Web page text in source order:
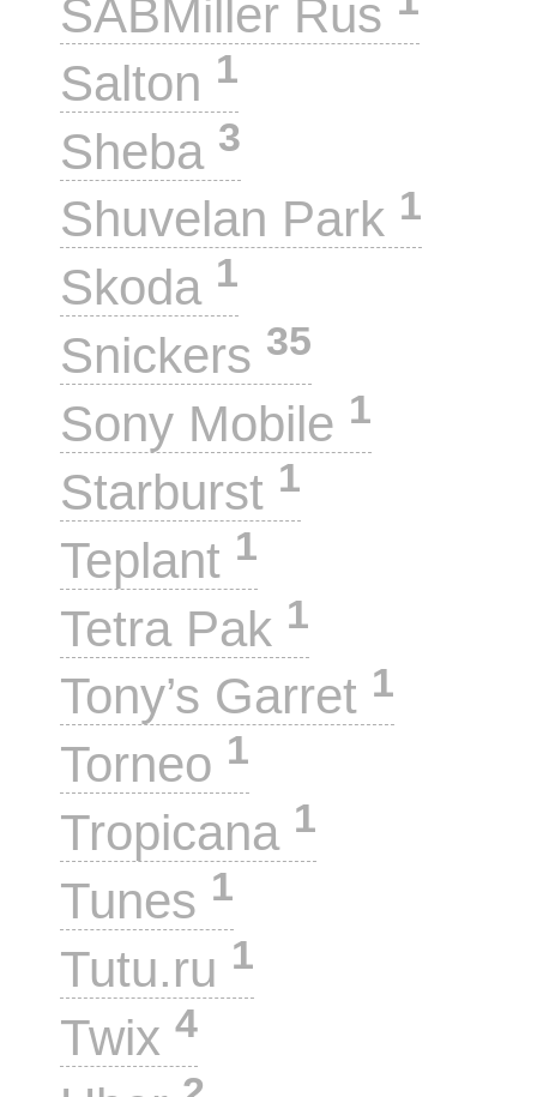
SABMiller Rus
Salton 1
Sheba 3
Shuvelan Park 1
Skoda 1
Snickers 35
Sony Mobile 1
Starburst 1
Teplant 1
Tetra Pak 1
Tony’s Garret 1
Torneo 1
Tropicana 1
Tunes 1
Tutu.ru 1
Twix 4